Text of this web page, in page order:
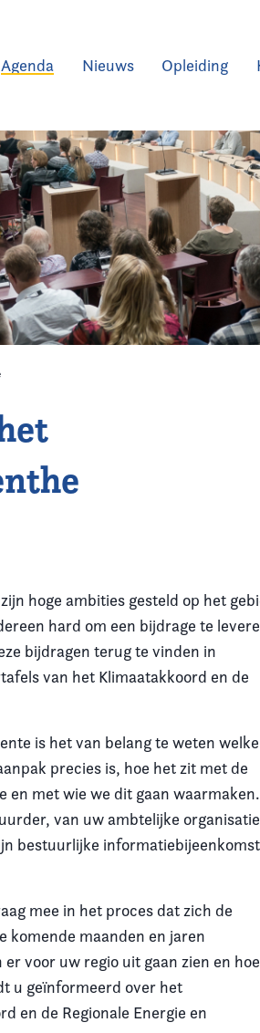
Agenda Nieuws Opleiding
Raadslid
hoge ambities gesteld op het
hard om een bijdrage te
bijdragen terug te vinden in
van het Klimaatakkoord en de
is het van belang te weten welke
precies is, hoe het zit met de
met wie we dit gaan
van uw ambtelijke
bestuurlijke
mee in het proces dat zich de
komende maanden en jaren
voor uw regio uit gaan zien en hoe
u geïnformeerd over het
en de Regionale Energie en